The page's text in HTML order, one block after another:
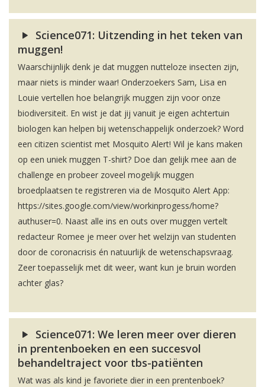
Science071: Uitzending in het teken van
muggen!
Waarschijnlijk denk je dat muggen nutteloze insecten zijn,
maar niets is minder waar! Onderzoekers Sam, Lisa en
Louie vertellen hoe belangrijk muggen zijn voor onze
biodiversiteit. En wist je dat jij vanuit je eigen achtertuin
biologen kan helpen bij wetenschappelijk onderzoek? Word
een citizen scientist met Mosquito Alert! Wil je kans maken
op een uniek muggen T-shirt? Doe dan gelijk mee aan de
challenge en probeer zoveel mogelijk muggen
broedplaatsen te registreren via de Mosquito Alert App:
https://sites.google.com/view/workinprogess/home?
authuser=0. Naast alle ins en outs over muggen vertelt
redacteur Romee je meer over het welzijn van studenten
door de coronacrisis én natuurlijk de wetenschapsvraag.
Zeer toepasselijk met dit weer, want kun je bruin worden
achter glas?
Science071: We leren meer over dieren
in prentenboeken en een succesvol
behandeltraject voor tbs-patiënten
Wat was als kind je favoriete dier in een prentenboek?